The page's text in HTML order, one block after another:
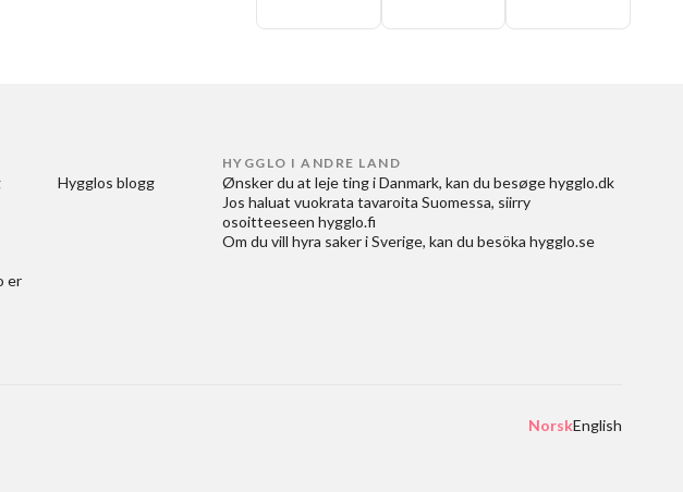
er
Hygglos blogg
HYGGLO I ANDRE LAND
Ønsker du at leje ting i Danmark, kan du besøge hygglo.dk
Jos haluat vuokrata tavaroita Suomessa, siirry
osoitteeseen hygglo.fi
Om du vill hyra saker i Sverige, kan du besöka hygglo.se
NorskEnglish